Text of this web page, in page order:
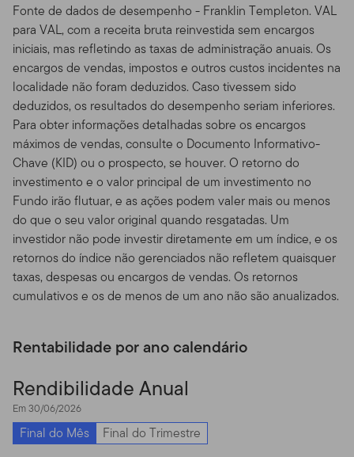
Fonte de dados de desempenho - Franklin Templeton. VAL
para VAL, com a receita bruta reinvestida sem encargos
iniciais, mas refletindo as taxas de administração anuais. Os
encargos de vendas, impostos e outros custos incidentes na
localidade não foram deduzidos. Caso tivessem sido
deduzidos, os resultados do desempenho seriam inferiores.
Para obter informações detalhadas sobre os encargos
máximos de vendas, consulte o Documento Informativo-
Chave (KID) ou o prospecto, se houver. O retorno do
investimento e o valor principal de um investimento no
Fundo irão flutuar, e as ações podem valer mais ou menos
do que o seu valor original quando resgatadas. Um
investidor não pode investir diretamente em um índice, e os
retornos do índice não gerenciados não refletem quaisquer
taxas, despesas ou encargos de vendas. Os retornos
cumulativos e os de menos de um ano não são anualizados.
Rentabilidade por ano calendário
Rendibilidade Anual
Em 30/06/2026
Final do Mês Final do Trimestre
aspectos legais, seguros ou dicas de investimento, e
nada nesse Site deve ser visto como uma
recomendação, de nossa parte ou da de terceiros, para
que se adquira ou se abra mão de qualquer título ou
investimento, ou ainda um incentivo para que se
participe de qualquer estratégia ou transação ligadas a
investimentos. Enquanto algumas das ferramentas
disponíveis no Site pode prover análises financeiras e
de investimentos através do uso de suas próprias
convicções pessoais, esses resultados não devem ser
encarados como nossos conselhos ou recomendações
de investimento. A não ser que esteja especialmente
especificado, você sozinho é o único responsável por
determinar se um investimento, título, estratégia ou
produto/serviço é apropriado ou conveniente a você,
baseado em seus objetivos de investimento e situação
impostos.
Utilização Proibida e Meios
de Acesso
Utilização Proibida.Porque todos os servidores têm um